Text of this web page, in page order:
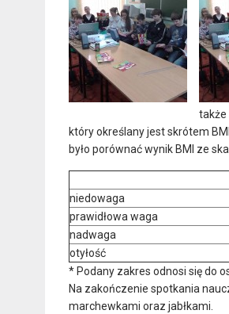
także
który określany jest skrótem
było porównać wynik BMI ze
niedowaga
prawidłowa waga
nadwaga
otyłość
* Podany zakres odnosi się do
Na zakończenie spotkania
marchewkami oraz jabłkami.